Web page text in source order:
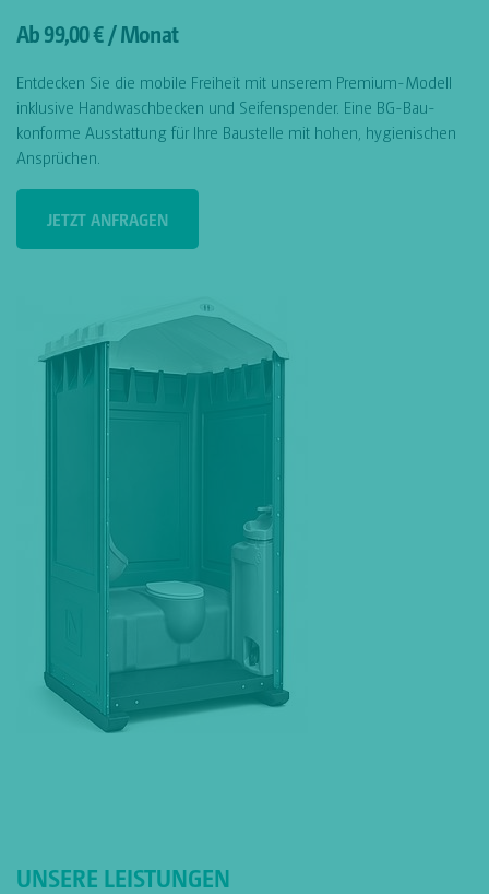
Ab 99,00 € / Monat
Entdecken Sie die mobile Freiheit mit unserem Premium-Modell
inklusive Handwaschbecken und Seifenspender. Eine BG-Bau-
konforme Ausstattung für Ihre Baustelle mit hohen, hygienischen
Ansprüchen.
JETZT ANFRAGEN
UNSERE LEISTUNGEN